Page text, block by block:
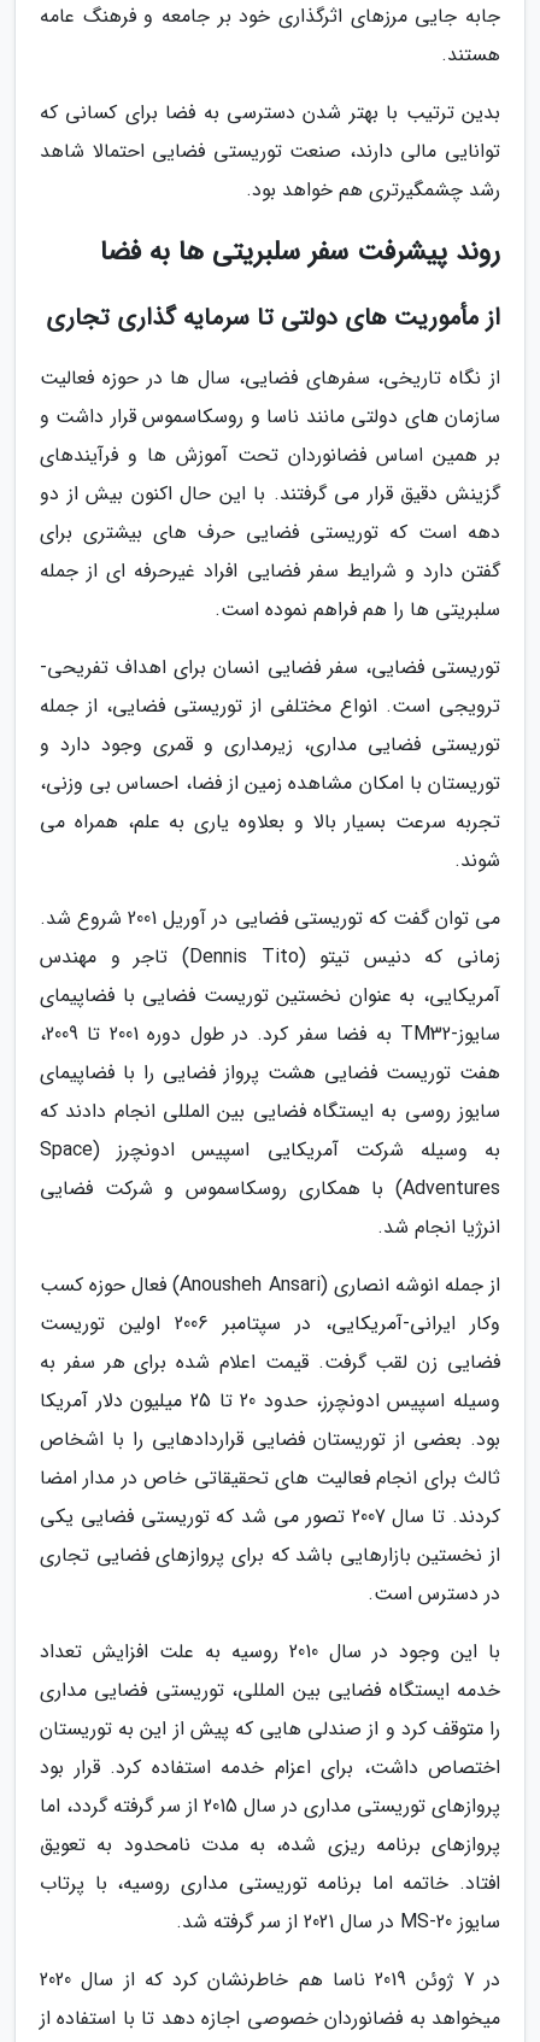
جابه جایی مرزهای اثرگذاری خود بر جامعه و فرهنگ عامه
هستند.
بدین ترتیب با بهتر شدن دسترسی به فضا برای کسانی که
توانایی مالی دارند، صنعت توریستی فضایی احتمالا شاهد
رشد چشمگیرتری هم خواهد بود.
روند پیشرفت سفر سلبریتی ها به فضا
از مأموریت های دولتی تا سرمایه گذاری تجاری
از نگاه تاریخی، سفرهای فضایی، سال ها در حوزه فعالیت
سازمان های دولتی مانند ناسا و روسکاسموس قرار داشت و
بر همین اساس فضانوردان تحت آموزش ها و فرآیندهای
گزینش دقیق قرار می گرفتند. با این حال اکنون بیش از دو
دهه است که توریستی فضایی حرف های بیشتری برای
گفتن دارد و شرایط سفر فضایی افراد غیرحرفه ای از جمله
سلبریتی ها را هم فراهم نموده است.
توریستی فضایی، سفر فضایی انسان برای اهداف تفریحی-
ترویجی است. انواع مختلفی از توریستی فضایی، از جمله
توریستی فضایی مداری، زیرمداری و قمری وجود دارد و
توریستان با امکان مشاهده زمین از فضا، احساس بی وزنی،
تجربه سرعت بسیار بالا و بعلاوه یاری به علم، همراه می
شوند.
می توان گفت که توریستی فضایی در آوریل 2001 شروع شد.
زمانی که دنیس تیتو (Dennis Tito) تاجر و مهندس
آمریکایی، به عنوان نخستین توریست فضایی با فضاپیمای
سایوز-TM32 به فضا سفر کرد. در طول دوره 2001 تا 2009،
هفت توریست فضایی هشت پرواز فضایی را با فضاپیمای
سایوز روسی به ایستگاه فضایی بین المللی انجام دادند که
به وسیله شرکت آمریکایی اسپیس ادونچرز (Space
Adventures) با همکاری روسکاسموس و شرکت فضایی
انرژیا انجام شد.
از جمله انوشه انصاری (Anousheh Ansari) فعال حوزه کسب
وکار ایرانی-آمریکایی، در سپتامبر 2006 اولین توریست
فضایی زن لقب گرفت. قیمت اعلام شده برای هر سفر به
وسیله اسپیس ادونچرز، حدود 20 تا 25 میلیون دلار آمریکا
بود. بعضی از توریستان فضایی قراردادهایی را با اشخاص
ثالث برای انجام فعالیت های تحقیقاتی خاص در مدار امضا
کردند. تا سال 2007 تصور می شد که توریستی فضایی یکی
از نخستین بازارهایی باشد که برای پروازهای فضایی تجاری
در دسترس است.
با این وجود در سال 2010 روسیه به علت افزایش تعداد
خدمه ایستگاه فضایی بین المللی، توریستی فضایی مداری
را متوقف کرد و از صندلی هایی که پیش از این به توریستان
اختصاص داشت، برای اعزام خدمه استفاده کرد. قرار بود
پروازهای توریستی مداری در سال 2015 از سر گرفته گردد، اما
پروازهای برنامه ریزی شده، به مدت نامحدود به تعویق
افتاد. خاتمه اما برنامه توریستی مداری روسیه، با پرتاب
سایوز MS-20 در سال 2021 از سر گرفته شد.
در 7 ژوئن 2019 ناسا هم خاطرنشان کرد که از سال 2020
میخواهد به فضانوردان خصوصی اجازه دهد تا با استفاده از